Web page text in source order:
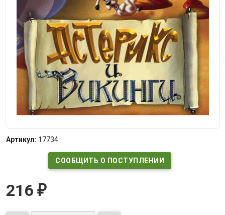
Артикул: 17734
СООБЩИТЬ О ПОСТУПЛЕНИИ
216 ₽